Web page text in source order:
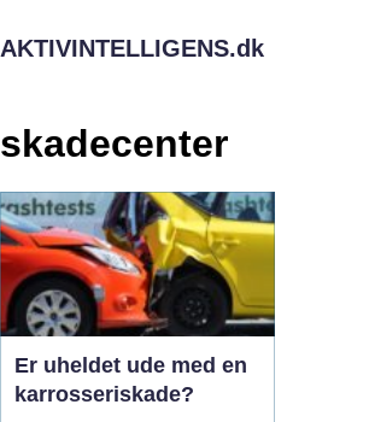
AKTIVINTELLIGENS.dk
skadecenter
Er uheldet ude med en
karrosseriskade?